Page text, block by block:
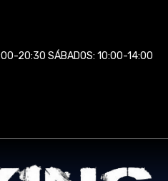
20:30 SÁBADOS: 10:00-14:00